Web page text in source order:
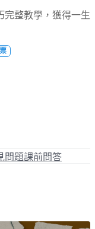
完整教學，獲得一生
問題課前問答